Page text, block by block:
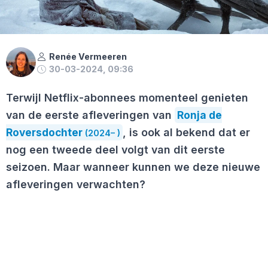
Renée Vermeeren
30-03-2024, 09:36
Terwijl Netflix-abonnees momenteel genieten
van de eerste afleveringen van Ronja de
Roversdochter (2024– ) , is ook al bekend dat er
nog een tweede deel volgt van dit eerste
seizoen. Maar wanneer kunnen we deze nieuwe
afleveringen verwachten?